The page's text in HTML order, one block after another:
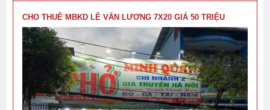
CHO THUÊ MBKD LÊ VĂN LƯƠNG 7X20 GIÁ 50 TRIỆU